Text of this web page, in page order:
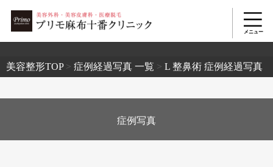
美容整形TOP> 症例経過写真 一覧 > L 整鼻術 症例経過写真
症例写真